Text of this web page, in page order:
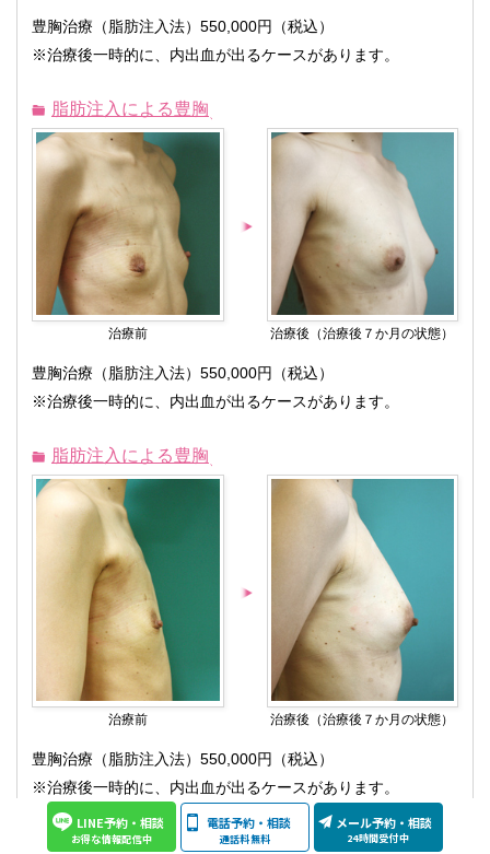
豊胸治療（脂肪注入法）550,000円（税込）
※治療後一時的に、内出血が出るケースがあります。
脂肪注入による豊胸
治療前 治療後（治療後７か月の状態）
豊胸治療（脂肪注入法）550,000円（税込）
※治療後一時的に、内出血が出るケースがあります。
脂肪注入による豊胸
治療前 治療後（治療後７か月の状態）
豊胸治療（脂肪注入法）550,000円（税込）
※治療後一時的に、内出血が出るケースがあります。
脂肪注入による豊胸
LINE予約・相談
お得な情報配信中
電話予約・相談
通話料無料
メール予約・相談
24時間受付中